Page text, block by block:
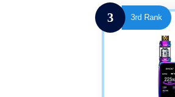
3 3rd Rank